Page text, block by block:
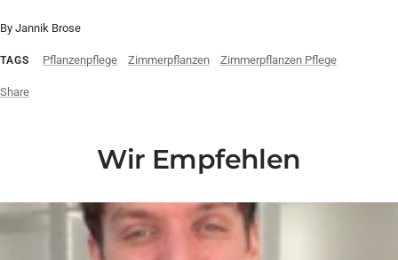
By Jannik Brose
TAGS Pflanzenpflege Zimmerpflanzen Zimmerpflanzen Pflege
Share
Wir Empfehlen
Liquid error (snippets/video-play-button line 14): invalid url input